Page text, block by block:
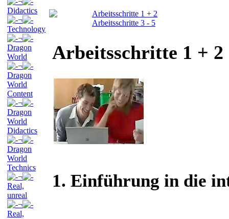
Didactics
¬
Technology
¬
Dragon
World
¬
Dragon
World
Content
¬
Dragon
World
Didactics
¬
Dragon
World
Technics
¬
Real,
unreal
¬
Real,
Arbeitsschritte 1 + 2
Arbeitsschritte 3 - 5
Arbeitsschritte 1 + 2
1. Einführung in die